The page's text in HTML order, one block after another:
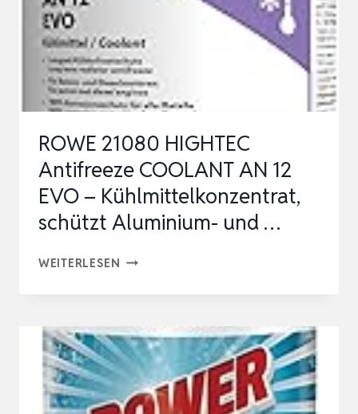
FROSTSCHUTZMITTEL
M…
ROWE 21080 HIGHTEC
Antifreeze COOLANT AN 12
EVO – Kühlmittelkonzentrat,
schützt Aluminium- und …
WEITERLESEN ROWE
ANTIFREEZE
COOLANT
AN
12